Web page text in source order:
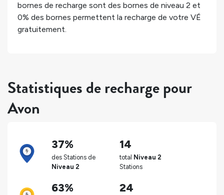
bornes de recharge sont des bornes de niveau 2 et
0% des bornes permettent la recharge de votre VÉ
gratuitement.
Statistiques de recharge pour
Avon
37%
des Stations de
Niveau 2
14
total Niveau 2
Stations
63% 24